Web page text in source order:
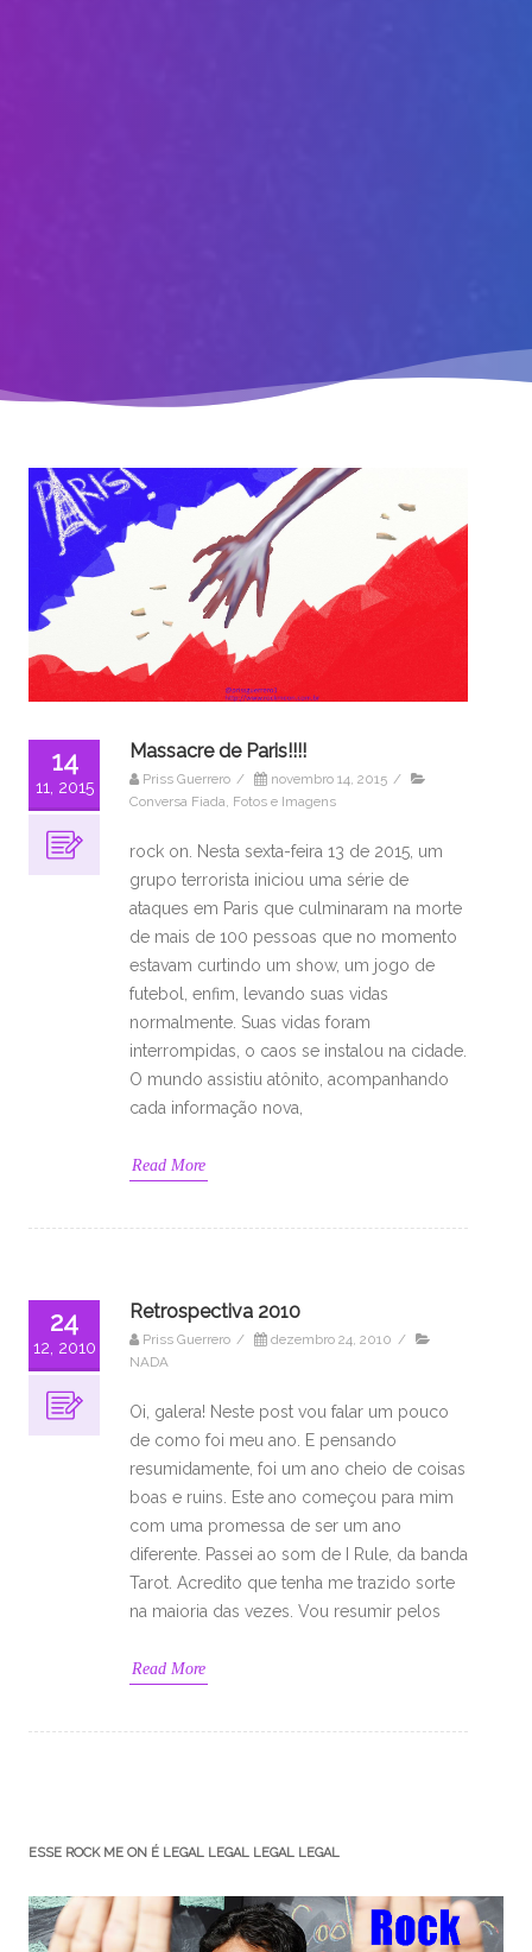
14
11, 2015
Massacre de Paris!!!!
Priss Guerrero / novembro 14, 2015 /
Conversa Fiada, Fotos e Imagens
rock on. Nesta sexta-feira 13 de 2015, um
grupo terrorista iniciou uma série de
ataques em Paris que culminaram na morte
de mais de 100 pessoas que no momento
estavam curtindo um show, um jogo de
futebol, enfim, levando suas vidas
normalmente. Suas vidas foram
interrompidas, o caos se instalou na cidade.
O mundo assistiu atônito, acompanhando
cada informação nova,
Read More
24
12, 2010
Retrospectiva 2010
Priss Guerrero / dezembro 24, 2010 /
NADA
Oi, galera! Neste post vou falar um pouco
de como foi meu ano. E pensando
resumidamente, foi um ano cheio de coisas
boas e ruins. Este ano começou para mim
com uma promessa de ser um ano
diferente. Passei ao som de I Rule, da banda
Tarot. Acredito que tenha me trazido sorte
na maioria das vezes. Vou resumir pelos
Read More
ESSE ROCK ME ON É LEGAL LEGAL LEGAL LEGAL